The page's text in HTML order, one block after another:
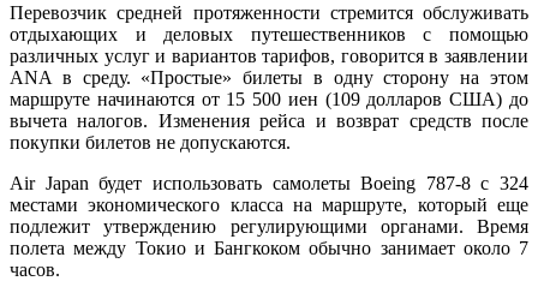
Перевозчик средней протяженности стремится обслуживать
отдыхающих и деловых путешественников с помощью
различных услуг и вариантов тарифов, говорится в заявлении
ANA в среду. «Простые» билеты в одну сторону на этом
маршруте начинаются от 15 500 иен (109 долларов США) до
вычета налогов. Изменения рейса и возврат средств после
покупки билетов не допускаются.
Air Japan будет использовать самолеты Boeing 787-8 с 324
местами экономического класса на маршруте, который еще
подлежит утверждению регулирующими органами. Время
полета между Токио и Бангкоком обычно занимает около 7
часов.